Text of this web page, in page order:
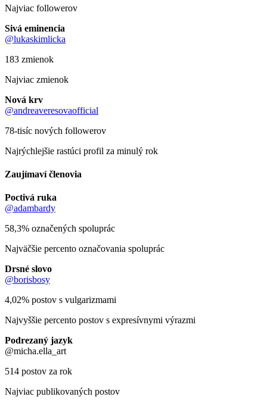
Najviac followerov
Sivá eminencia
@lukaskimlicka
183 zmienok
Najviac zmienok
Nová krv
@andreaveresovaofficial
78-tisíc nových followerov
Najrýchlejšie rastúci profil za minulý rok
Zaujímaví členovia
Poctivá ruka
@adambardy
58,3% označených spoluprác
Najväčšie percento označovania spoluprác
Drsné slovo
@borisbosy
4,02% postov s vulgarizmami
Najvyššie percento postov s expresívnymi výrazmi
Podrezaný jazyk
@micha.ella_art
514 postov za rok
Najviac publikovaných postov